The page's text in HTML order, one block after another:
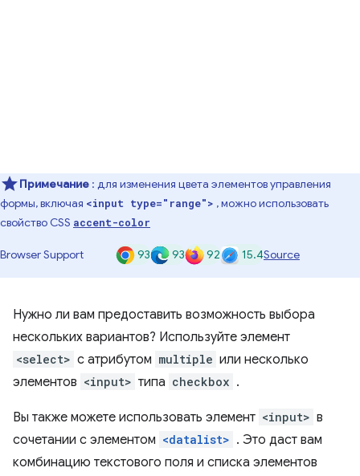
Примечание : для изменения цвета элементов управления
формы, включая <input type="range"> , можно использовать
свойство CSS accent-color
Browser Support 93 93 92 15.4Source
Нужно ли вам предоставить возможность выбора
нескольких вариантов? Используйте элемент
<select> с атрибутом multiple или несколько
элементов <input> типа checkbox .
Вы также можете использовать элемент <input> в
сочетании с элементом <datalist> . Это даст вам
комбинацию текстового поля и списка элементов